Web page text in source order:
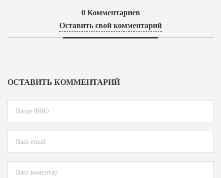
0Комментариев
Оставить свой комментарий
ОСТАВИТЬ КОММЕНТАРИЙ